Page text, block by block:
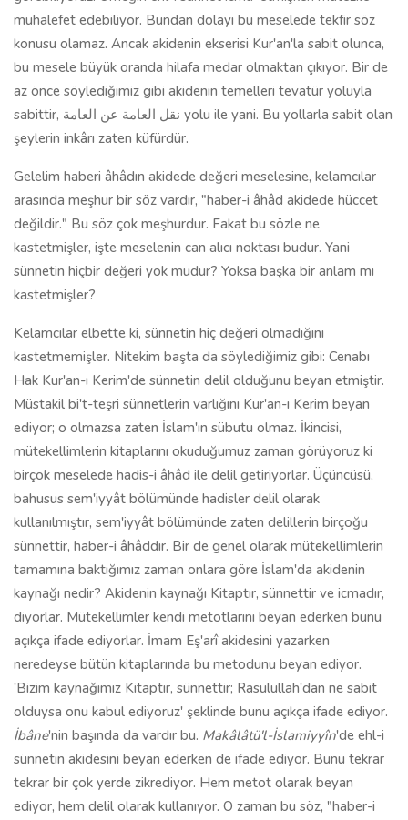
muhalefet edebiliyor. Bundan dolayı bu meselede tekfir söz
konusu olamaz. Ancak akidenin ekserisi Kur'an'la sabit olunca,
bu mesele büyük oranda hilafa medar olmaktan çıkıyor. Bir de
az önce söylediğimiz gibi akidenin temelleri tevatür yoluyla
sabittir, نقل العامة عن العامة yolu ile yani. Bu yollarla sabit olan
şeylerin inkârı zaten küfürdür.
Gelelim haberi âhâdın akidede değeri meselesine, kelamcılar
arasında meşhur bir söz vardır, "haber-i âhâd akidede hüccet
değildir." Bu söz çok meşhurdur. Fakat bu sözle ne
kastetmişler, işte meselenin can alıcı noktası budur. Yani
sünnetin hiçbir değeri yok mudur? Yoksa başka bir anlam mı
kastetmişler?
Kelamcılar elbette ki, sünnetin hiç değeri olmadığını
kastetmemişler. Nitekim başta da söylediğimiz gibi: Cenabı
Hak Kur'an-ı Kerim'de sünnetin delil olduğunu beyan etmiştir.
Müstakil bi't-teşri sünnetlerin varlığını Kur'an-ı Kerim beyan
ediyor; o olmazsa zaten İslam'ın sübutu olmaz. İkincisi,
mütekellimlerin kitaplarını okuduğumuz zaman görüyoruz ki
birçok meselede hadis-i âhâd ile delil getiriyorlar. Üçüncüsü,
bahusus sem'iyyât bölümünde hadisler delil olarak
kullanılmıştır, sem'iyyât bölümünde zaten delillerin birçoğu
sünnettir, haber-i âhâddır. Bir de genel olarak mütekellimlerin
tamamına baktığımız zaman onlara göre İslam'da akidenin
kaynağı nedir? Akidenin kaynağı Kitaptır, sünnettir ve icmadır,
diyorlar. Mütekellimler kendi metotlarını beyan ederken bunu
açıkça ifade ediyorlar. İmam Eş'arî akidesini yazarken
neredeyse bütün kitaplarında bu metodunu beyan ediyor.
'Bizim kaynağımız Kitaptır, sünnettir; Rasulullah'dan ne sabit
olduysa onu kabul ediyoruz' şeklinde bunu açıkça ifade ediyor.
İbâne'nin başında da vardır bu. Makâlâtü'l-İslamiyyîn'de ehl-i
sünnetin akidesini beyan ederken de ifade ediyor. Bunu tekrar
tekrar bir çok yerde zikrediyor. Hem metot olarak beyan
ediyor, hem delil olarak kullanıyor. O zaman bu söz, "haber-i